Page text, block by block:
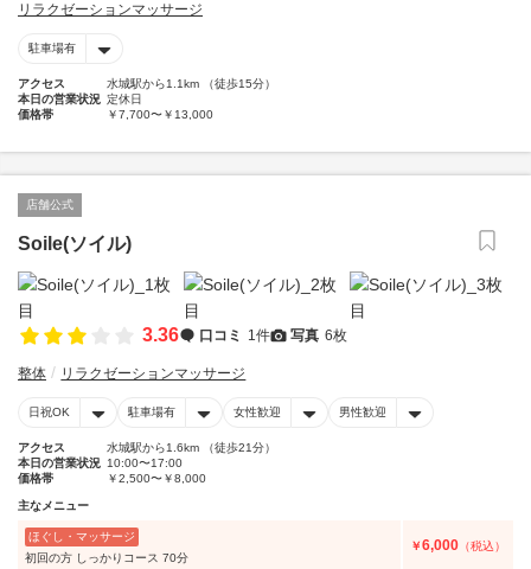
リラクゼーションマッサージ
駐車場有
アクセス
水城駅から1.1km （徒歩15分）
本日の営業状況 定休日
価格帯
￥7,700〜￥13,000
店舗公式
Soile(ソイル)
3.36 口コミ 1件 写真 6枚
整体 リラクゼーションマッサージ
日祝OK 駐車場有 女性歓迎 男性歓迎
アクセス
水城駅から1.6km （徒歩21分）
本日の営業状況 10:00〜17:00
価格帯
￥2,500〜￥8,000
主なメニュー
ほぐし・マッサージ
初回の方 しっかりコース 70分
￥6,000 （税込）